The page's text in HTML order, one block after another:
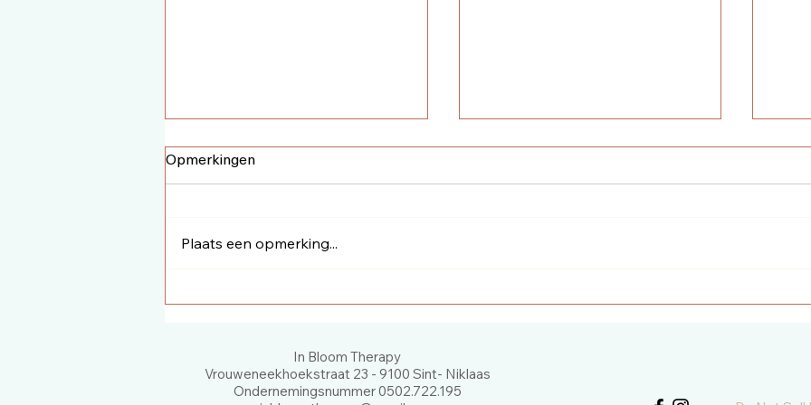
Nieuw in onze winkel:
Edelstenen, een persoonlijk
Opmerkingen
Plaats een opmerking...
In Bloom Therapy
Vrouweneekhoekstraat 23 - 9100 Sint- Niklaas
Ondernemingsnummer 0502.722.195